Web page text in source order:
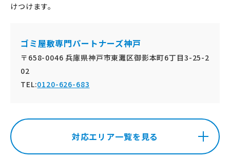
けつけます。
ゴミ屋敷専門パートナーズ神戸
〒658-0046 兵庫県神戸市東灘区御影本町6丁目3-25-2
02
TEL:0120-626-683
対応エリア一覧を見る